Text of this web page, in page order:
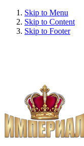
Skip to Menu
Skip to Content
Skip to Footer